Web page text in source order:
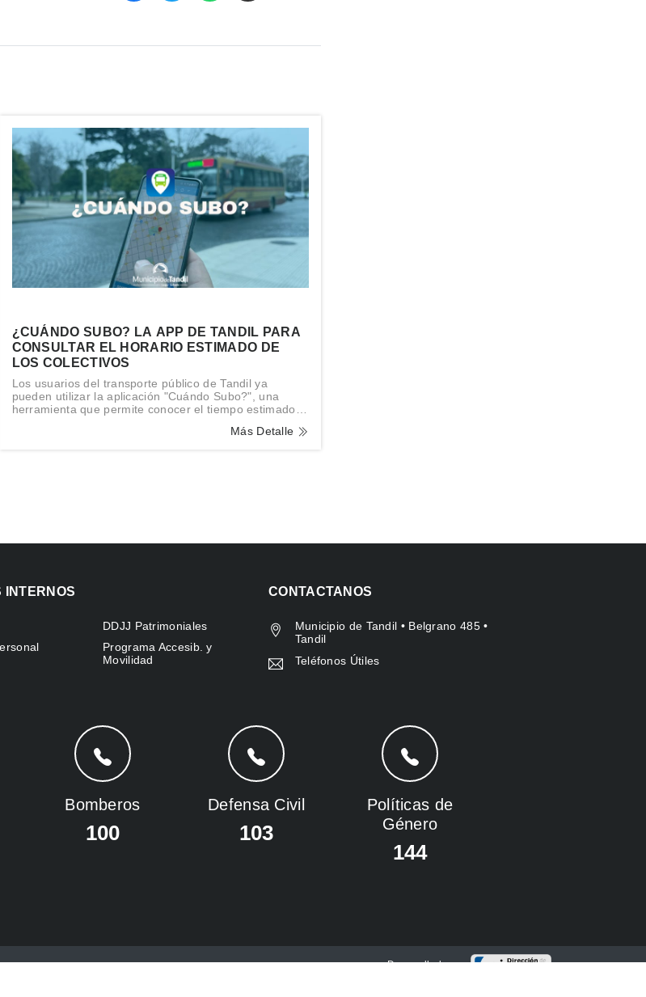
¿CUÁNDO SUBO? LA APP DE TANDIL PARA
CONSULTAR EL HORARIO ESTIMADO DE
LOS COLECTIVOS
Los usuarios del transporte público de Tandil ya
pueden utilizar la aplicación "Cuándo Subo?", una
herramienta que permite conocer el tiempo estimado
Más Detalle
INTERNOS
DDJJ Patrimoniales
Programa Accesib. y
Movilidad
CONTACTANOS
Municipio de Tandil • Belgrano 485 •
Tandil
Teléfonos Útiles
Bomberos
100
Defensa Civil
103
Políticas de
Género
144
Desarrollado por: